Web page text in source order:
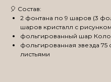
🎈 Состав:
2 фонтана по 9 шаров (3
шаров кристалл с
фольгированный шар
фольгированная звезда
листьями